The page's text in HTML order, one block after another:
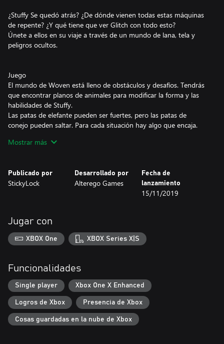
¿Stuffy Se quedó atrás? ¿De dónde vienen todas estas máquinas
de repente? ¿Y qué tiene que ver Glitch con todo esto?
Únete a ellos en su viaje a través de un mundo de lana, tela y
peligros ocultos.
Juego
El mundo de Woven está lleno de obstáculos y desafíos. Tendrás
que encontrar planos de animales para modificar la forma y las
habilidades de Stuffy.
Las patas de elefante pueden ser fuertes, pero las patas de
conejo pueden saltar. Para cada situación hay algo que encaja.
Estate atento a los caminos ocultos mientras exploras el mundo.
cuerpo y telas.
Un cuento completamente narrador.
Más de cien telas ocultas diferentes para descubrir.
Mezcla y combina, una selección de diferentes animales, cada uno
Experimenta un mundo totalmente artesanal.
sonora e historia únicos.
Una aventura épica narrada a través de la rima.
Y mucho más.
Mostrar más
Publicado por
StickyLock
Desarrollado por
Alterego Games
Fecha de
lanzamiento
15/11/2019
Jugar con
XBOX One XBOX Series X|S
Funcionalidades
Single player Xbox One X Enhanced
Logros de Xbox Presencia de Xbox
Cosas guardadas en la nube de Xbox